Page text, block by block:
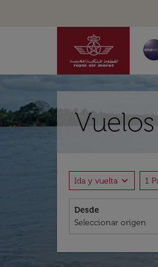
Ida y vuelta expand_more 1
Desde